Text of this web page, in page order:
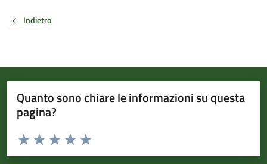
Indietro
Quanto sono chiare le informazioni su questa
pagina?
Valuta da 1 a 5 stelle la pagina
Valuta 5 stelle su 5
Valuta 4 stelle su 5
Valuta 3 stelle su 5
Valuta 2 stelle su 5
Valuta 1 stelle su 5